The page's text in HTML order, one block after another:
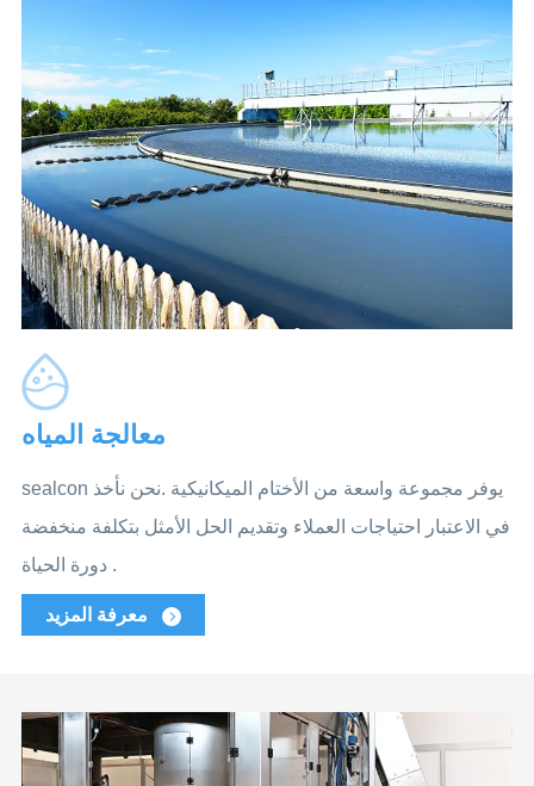
معالجة المياه
sealcon يوفر مجموعة واسعة من الأختام الميكانيكية .نحن نأخذ
في الاعتبار احتياجات العملاء وتقديم الحل الأمثل بتكلفة منخفضة
دورة الحياة .